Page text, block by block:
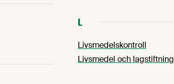
L
Livsmedelskontroll
Livsmedel och lagstiftning